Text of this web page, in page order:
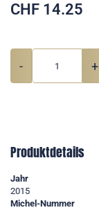
CHF 14.25
- +
Produktdetails
Jahr
2015
Michel-Nummer